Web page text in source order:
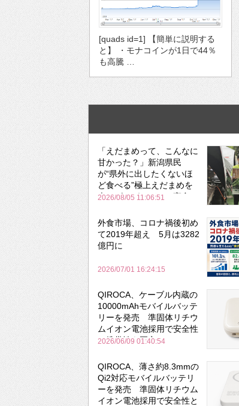
[quads id=1] 【簡単に説明する
と】 ・モナコインが1日で44％
も高騰 …
「えだまめって、こんなに
甘かった？」新潟県民
が“県外に出したくないほ
ど食べる”極上えだまめを
森のビアガーデンで実食
2026/08/05 11:06:51
外食市場、コロナ禍後初め
て2019年超え 5月は3282
億円に
2026/07/01 16:24:15
QIROCA、ケーブル内蔵の
10000mAhモバイルバッテ
リーを発売 準固体リチウ
ムイオン電池採用で安全性
と携帯性を両立
2026/06/09 01:40:54
QIROCA、薄さ約8.3mmの
Qi2対応モバイルバッテリ
ーを発売 準固体リチウム
イオン電池採用で安全性と